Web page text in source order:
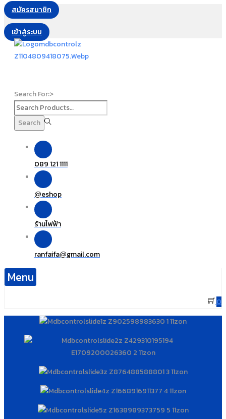
สมัครสมาชิก
เข้าสู่ระบบ
Search For:>
Search
089 121 1111
@eshop
ร้านไฟฟ้า
ranfaifa@gmail.com
Menu
0